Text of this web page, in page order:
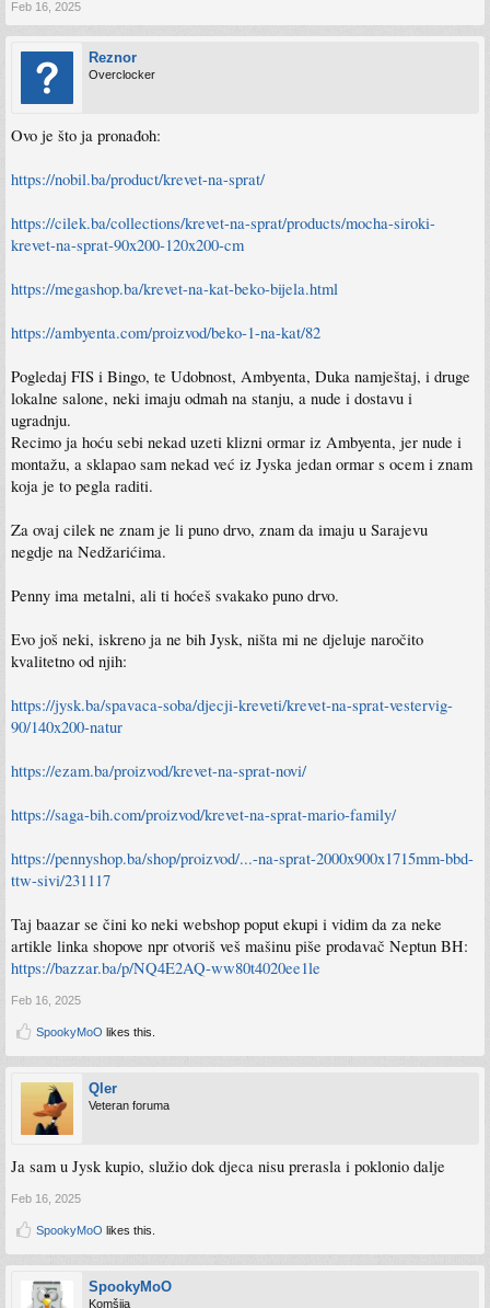
Feb 16, 2025
Reznor
Overclocker
Ovo je što ja pronađoh:
https://nobil.ba/product/krevet-na-sprat/
https://cilek.ba/collections/krevet-na-sprat/products/mocha-siroki-
krevet-na-sprat-90x200-120x200-cm
https://megashop.ba/krevet-na-kat-beko-bijela.html
https://ambyenta.com/proizvod/beko-1-na-kat/82
Pogledaj FIS i Bingo, te Udobnost, Ambyenta, Duka namještaj, i druge
lokalne salone, neki imaju odmah na stanju, a nude i dostavu i
ugradnju.
Recimo ja hoću sebi nekad uzeti klizni ormar iz Ambyenta, jer nude i
montažu, a sklapao sam nekad već iz Jyska jedan ormar s ocem i znam
koja je to pegla raditi.
Za ovaj cilek ne znam je li puno drvo, znam da imaju u Sarajevu
negdje na Nedžarićima.
Penny ima metalni, ali ti hoćeš svakako puno drvo.
Evo još neki, iskreno ja ne bih Jysk, ništa mi ne djeluje naročito
kvalitetno od njih:
https://jysk.ba/spavaca-soba/djecji-kreveti/krevet-na-sprat-vestervig-
90/140x200-natur
https://ezam.ba/proizvod/krevet-na-sprat-novi/
https://saga-bih.com/proizvod/krevet-na-sprat-mario-family/
https://pennyshop.ba/shop/proizvod/...-na-sprat-2000x900x1715mm-bbd-
ttw-sivi/231117
Taj baazar se čini ko neki webshop poput ekupi i vidim da za neke
artikle linka shopove npr otvoriš veš mašinu piše prodavač Neptun BH:
https://bazzar.ba/p/NQ4E2AQ-ww80t4020ee1le
Feb 16, 2025
SpookyMoO likes this.
Qler
Veteran foruma
Ja sam u Jysk kupio, služio dok djeca nisu prerasla i poklonio dalje
Feb 16, 2025
SpookyMoO likes this.
SpookyMoO
Komšija